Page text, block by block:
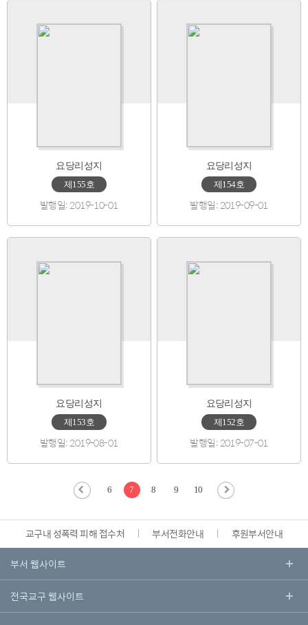
요당리성지
제155호
발행일: 2019-10-01
요당리성지
제154호
발행일: 2019-09-01
요당리성지
제153호
발행일: 2019-08-01
요당리성지
제152호
발행일: 2019-07-01
6 7 8 9 10
교구내 성폭력 피해 접수처 부서전화안내 후원부서안내